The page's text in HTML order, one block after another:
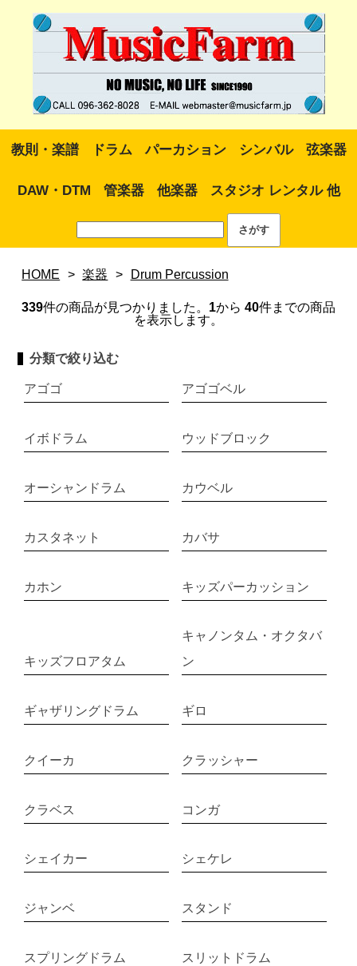
教則・楽譜 ドラム パーカション シンバル 弦楽器
DAW・DTM 管楽器 他楽器 スタジオ レンタル 他
HOME > 楽器 > Drum Percussion
339件の商品が見つかりました。 1から 40件までの商品
を表示します。
分類で絞り込む
アゴゴ アゴゴベル
イボドラム ウッドブロック
オーシャンドラム カウベル
カスタネット カバサ
カホン キッズパーカッション
キッズフロアタム
キャノンタム・オクタバ
ン
ギャザリングドラム ギロ
クイーカ クラッシャー
クラベス コンガ
シェイカー シェケレ
ジャンベ スタンド
スプリングドラム スリットドラム